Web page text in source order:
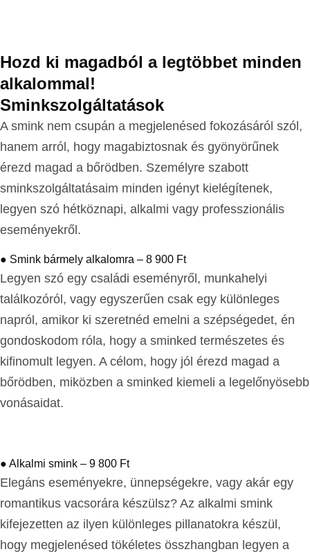
Hozd ki magadból a legtöbbet minden
alkalommal!
Sminkszolgáltatások
A smink nem csupán a megjelenésed fokozásáról szól,
hanem arról, hogy magabiztosnak és gyönyörűnek
érezd magad a bőrödben. Személyre szabott
sminkszolgáltatásaim minden igényt kielégítenek,
legyen szó hétköznapi, alkalmi vagy professzionális
eseményekről.
● Smink bármely alkalomra – 8 900 Ft
Legyen szó egy családi eseményről, munkahelyi
találkozóról, vagy egyszerűen csak egy különleges
napról, amikor ki szeretnéd emelni a szépségedet, én
gondoskodom róla, hogy a sminked természetes és
kifinomult legyen. A célom, hogy jól érezd magad a
bőrödben, miközben a sminked kiemeli a legelőnyösebb
vonásaidat.
● Alkalmi smink – 9 800 Ft
Elegáns eseményekre, ünnepségekre, vagy akár egy
romantikus vacsorára készülsz? Az alkalmi smink
kifejezetten az ilyen különleges pillanatokra készül,
hogy megjelenésed tökéletes összhangban legyen a